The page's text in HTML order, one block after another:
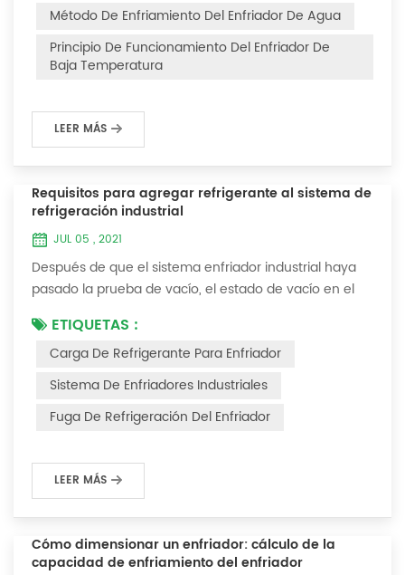
tres métodos de enfriamiento, refrigeración por
vaporización líquida, refrigeración por expansión de
gas y refrigeración termoeléctrica. Ac...
Método De Enfriamiento Del Enfriador De Agua
Principio De Funcionamiento Del Enfriador De
Baja Temperatura
LEER MÁS
Requisitos para agregar refrigerante al sistema de
refrigeración industrial
JUL 05 , 2021
Después de que el sistema enfriador industrial haya
pasado la prueba de vacío, el estado de vacío en el
Carga de refrigerante Para los sistemas recién
instalados, se puede agregar refrigerante al extremo
de alta presión y el método de operación es el
refrigeración del condensador y mantenga la válvul...
ETIQUETAS :
Carga De Refrigerante Para Enfriador
Sistema De Enfriadores Industriales
Fuga De Refrigeración Del Enfriador
LEER MÁS
Cómo dimensionar un enfriador: cálculo de la
capacidad de enfriamiento del enfriador